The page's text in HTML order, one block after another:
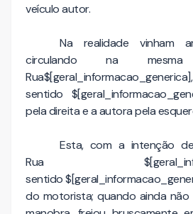
veículo autor.
Na realidade vinham
circulando na
Rua$[geral_informacao_generica],
sentido
pela direita e a autora pela
Esta, com a intenção
Rua
sentido
do motorista; quando ainda